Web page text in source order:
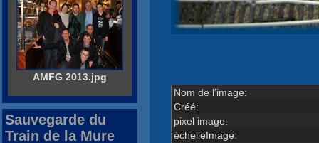
Nom de l'image:
Créé:
pixel image:
échelleImage:
AMFG 2013.jpg
Sauvegarde du
Train de la Mure